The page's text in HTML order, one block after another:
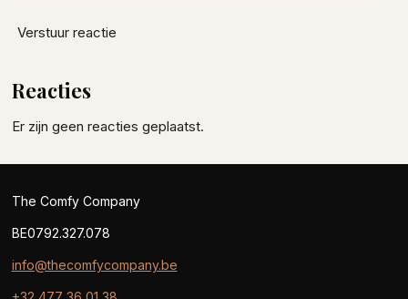
Verstuur reactie
Reacties
Er zijn geen reacties geplaatst.
The Comfy Company
BE0792.327.078
info@thecomfycompany.be